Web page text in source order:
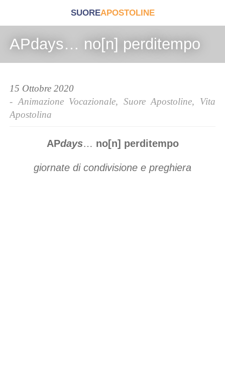
SUOREAPOSTOLINE
APdays… no[n] perditempo
15 Ottobre 2020
-Animazione Vocazionale, Suore Apostoline, Vita
Apostolina
APdays… no[n] perditempo
giornate di condivisione e preghiera